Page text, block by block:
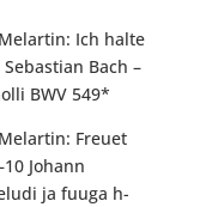
Ich halte
Bach –
BWV 549*
Freuet
Johann
ja fuuga h-